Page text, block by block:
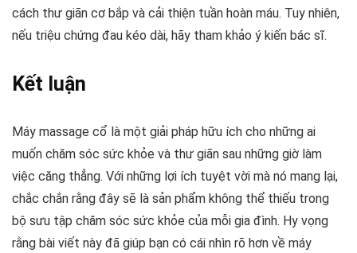
cách thư giãn cơ bắp và cải thiện tuần hoàn máu. Tuy nhiên,
nếu triệu chứng đau kéo dài, hãy tham khảo ý kiến bác sĩ.
Kết luận
Máy massage cổ là một giải pháp hữu ích cho những ai
muốn chăm sóc sức khỏe và thư giãn sau những giờ làm
việc căng thẳng. Với những lợi ích tuyệt vời mà nó mang lại,
chắc chắn rằng đây sẽ là sản phẩm không thể thiếu trong
bộ sưu tập chăm sóc sức khỏe của mỗi gia đình. Hy vọng
rằng bài viết này đã giúp bạn có cái nhìn rõ hơn về máy